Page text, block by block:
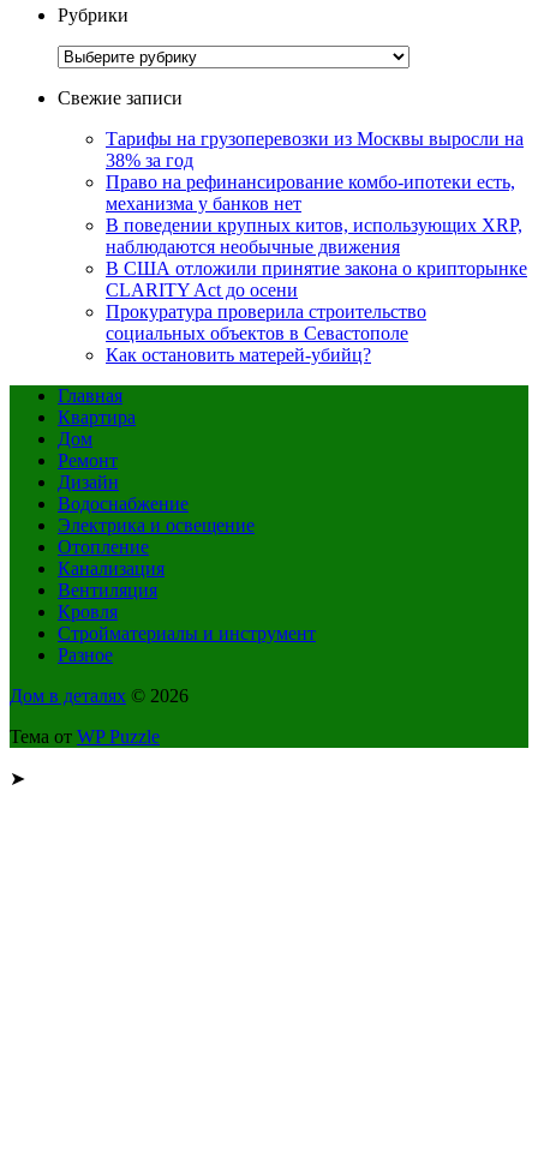
Рубрики
Рубрики
Свежие записи
Тарифы на грузоперевозки из Москвы выросли на
38% за год
Право на рефинансирование комбо-ипотеки есть,
механизма у банков нет
В поведении крупных китов, использующих XRP,
наблюдаются необычные движения
В США отложили принятие закона о крипторынке
CLARITY Act до осени
Прокуратура проверила строительство
социальных объектов в Севастополе
Как остановить матерей-убийц?
Главная
Квартира
Дом
Ремонт
Дизайн
Водоснабжение
Электрика и освещение
Отопление
Канализация
Вентиляция
Кровля
Стройматериалы и инструмент
Разное
Дом в деталях © 2026
Тема от WP Puzzle
➤